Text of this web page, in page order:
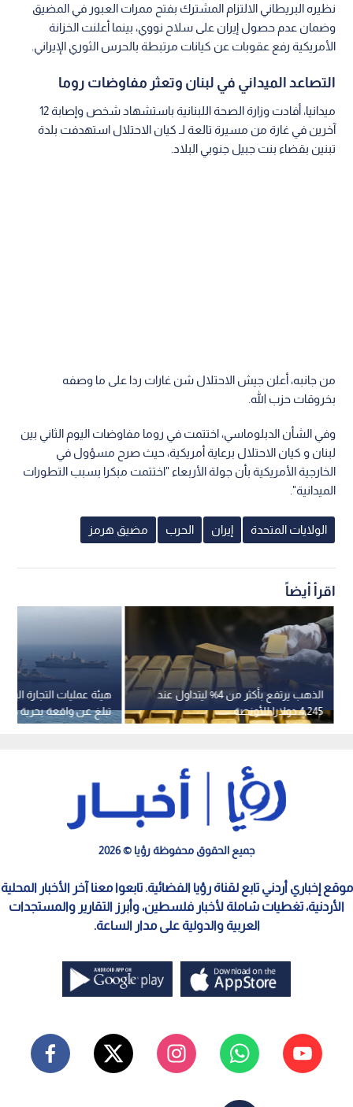
نظيره البريطاني الالتزام المشترك بفتح ممرات العبور في المضيق
وضمان عدم حصول إيران على سلاح نووي، بينما أعلنت الخزانة
الأمريكية رفع عقوبات عن كيانات مرتبطة بالحرس الثوري الإيراني.
التصاعد الميداني في لبنان وتعثر مفاوضات روما
ميدانيا، أفادت وزارة الصحة اللبنانية باستشهاد شخص وإصابة 12
آخرين في غارة من مسيرة تالعة لـ كيان الاحتلال استهدفت بلدة
تبنين بقضاء بنت جبيل جنوبي البلاد.
من جانبه، أعلن جيش الاحتلال شن غارات ردا على ما وصفه
بخروقات حزب الله.
وفي الشأن الدبلوماسي، اختتمت في روما مفاوضات اليوم الثاني بين
لبنان و كيان الاحتلال برعاية أمريكية، حيث صرح مسؤول في
الخارجية الأمريكية بأن جولة الأربعاء "اختتمت مبكرا بسبب التطورات
الميدانية".
الولايات المتحدة إيران الحرب مضيق هرمز
اقرأ أيضاً
هيئة عمليات التجارة
تبلغ عن واقعة بحرية
سواحل عدن
الذهب يرتفع بأكثر من 4% ليتداول عند
4,245 دولارا للأونصة
جميع الحقوق محفوظة رؤيا © 2026
موقع إخباري أردني تابع لقناة رؤيا الفضائية. تابعوا معنا آخر الأخبار المحلية
الأردنية، تغطيات شاملة لأخبار فلسطين، وأبرز التقارير والمستجدات
العربية والدولية على مدار الساعة.